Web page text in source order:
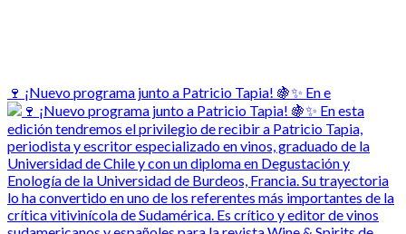
🍷 ¡Nuevo programa junto a Patricio Tapia! 🍇✨ En e